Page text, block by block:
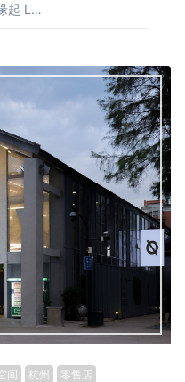
起 L…
间 杭州 零售店